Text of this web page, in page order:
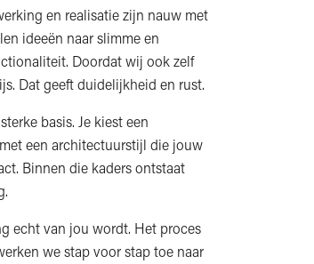
en realisatie zijn nauw met
ideeën naar slimme en
Doordat wij ook zelf
Dat geeft duidelijkheid en rust.
basis. Je kiest een
een architectuurstijl die jouw
Binnen die kaders ontstaat
echt van jou wordt. Het proces
we stap voor stap toe naar